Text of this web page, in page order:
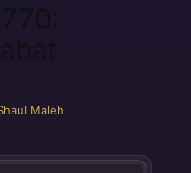
Maleh